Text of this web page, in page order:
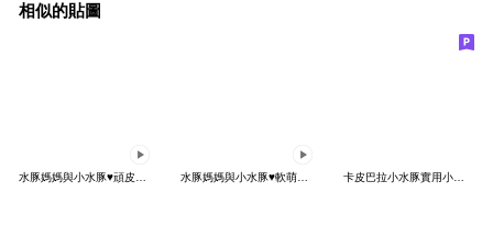
相似的貼圖
水豚媽媽與小水豚♥頑皮小可愛 水豚媽媽與小水豚♥軟萌的動來動去 卡皮巴拉小水豚實用小貼圖